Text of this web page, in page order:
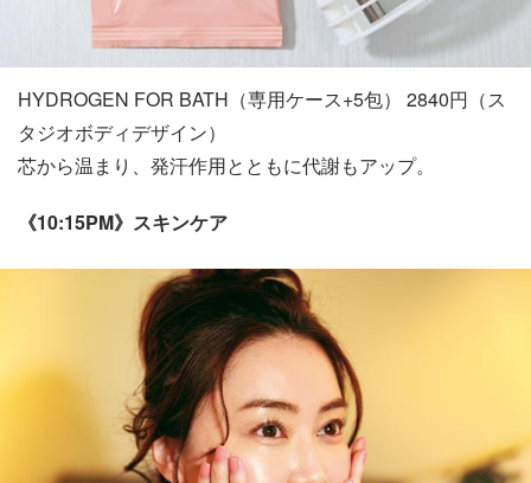
HYDROGEN FOR BATH（専用ケース+5包） 2840円（ス
タジオボディデザイン）
芯から温まり、発汗作用とともに代謝もアップ。
《10:15PM》スキンケア